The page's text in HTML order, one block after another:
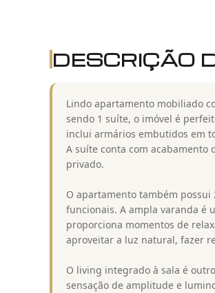
DESCRIÇÃO
Lindo apartamento mobiliado
sendo 1 suíte, o imóvel é
inclui armários embutidos em
A suíte conta com
privado.
O apartamento também
funcionais. A ampla varanda é
proporciona momentos de
aproveitar a luz natural, fazer
O living integrado à sala é
sensação de amplitude e